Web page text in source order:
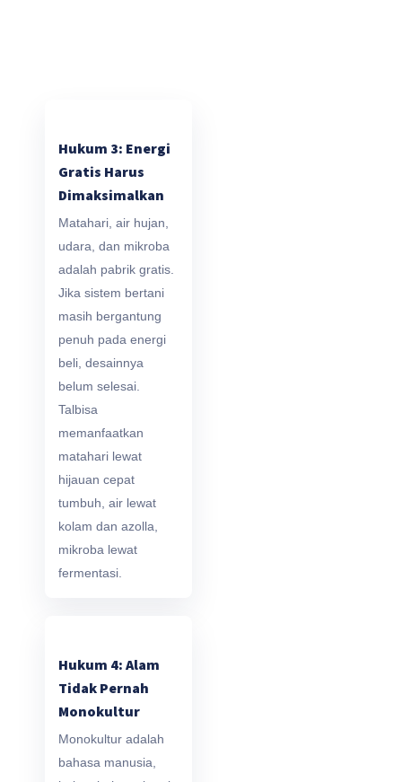
Hukum 3: Energi
Gratis Harus
Dimaksimalkan
Matahari, air hujan,
udara, dan mikroba
adalah pabrik gratis.
Jika sistem bertani
masih bergantung
penuh pada energi
beli, desainnya
belum selesai.
Talbisa
memanfaatkan
matahari lewat
hijauan cepat
tumbuh, air lewat
kolam dan azolla,
mikroba lewat
fermentasi.
Hukum 4: Alam
Tidak Pernah
Monokultur
Monokultur adalah
bahasa manusia,